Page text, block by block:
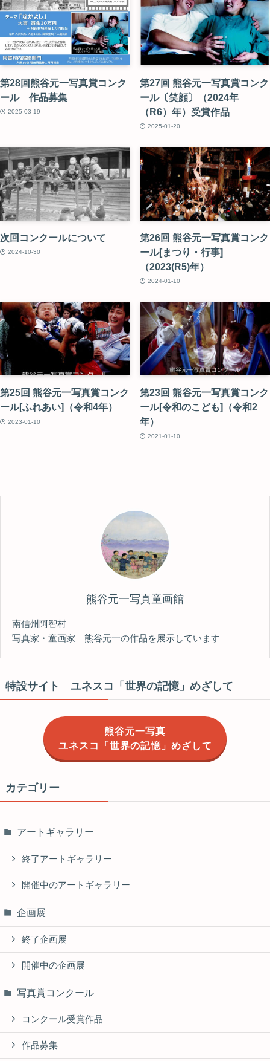
第28回熊谷元一写真賞コンク
ール 作品募集
2025-03-19
第27回 熊谷元一写真賞コンク
ール〔笑顔〕（2024年
（R6）年）受賞作品
2025-01-20
次回コンクールについて
2024-10-30
第26回 熊谷元一写真賞コンク
ール[まつり・行事]
（2023(R5)年）
2024-01-10
第25回 熊谷元一写真賞コンク
ール[ふれあい]（令和4年）
2023-01-10
第23回 熊谷元一写真賞コンク
ール[令和のこども]（令和2
年）
2021-01-10
熊谷元一写真童画館
南信州阿智村
写真家・童画家 熊谷元一の作品を展示しています
特設サイト ユネスコ「世界の記憶」めざして
熊谷元一写真
ユネスコ「世界の記憶」めざして
カテゴリー
アートギャラリー
終了アートギャラリー
開催中のアートギャラリー
企画展
終了企画展
開催中の企画展
写真賞コンクール
コンクール受賞作品
作品募集